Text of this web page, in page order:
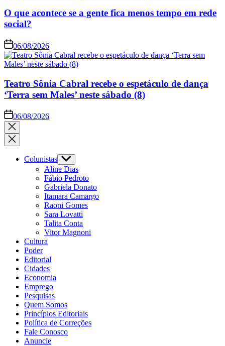
O que acontece se a gente fica menos tempo em rede
social?
06/08/2026
Teatro Sônia Cabral recebe o espetáculo de dança
‘Terra sem Males’ neste sábado (8)
06/08/2026
Colunistas
Aline Dias
Fábio Pedroto
Gabriela Donato
Itamara Camargo
Raoni Gomes
Sara Lovatti
Talita Conta
Vitor Magnoni
Cultura
Poder
Editorial
Cidades
Economia
Emprego
Pesquisas
Quem Somos
Princípios Editoriais
Política de Correções
Fale Conosco
Anuncie